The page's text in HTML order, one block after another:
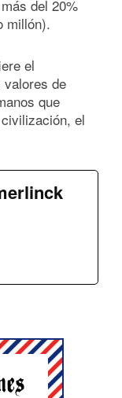
del 20%
millón).
el
valores de
que
el